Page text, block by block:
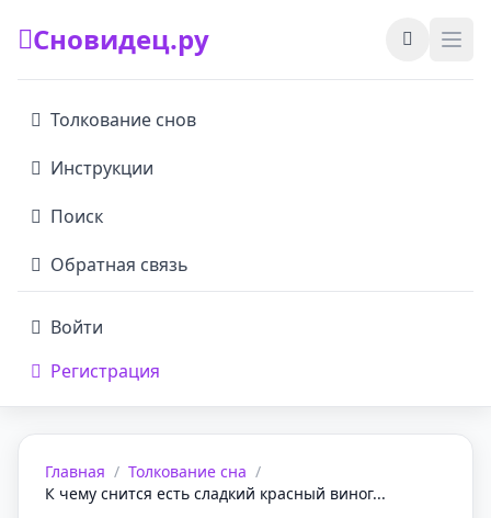
Сновидец.ру
Толкование снов
Инструкции
Поиск
Обратная связь
Войти
Регистрация
Главная / Толкование сна /
К чему снится есть сладкий красный виног...